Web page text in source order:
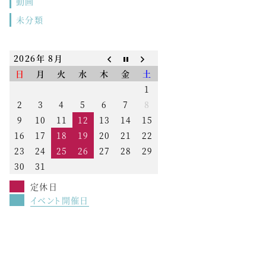
未分類
2026年 8月
日
月 火 水 木 金
土
1
2
3 4 5 6 7
8
9
10 11 12 13 14
15
16
17 18 19 20 21
22
23
24 25 26 27 28
29
30
31
定休日
イベント開催日